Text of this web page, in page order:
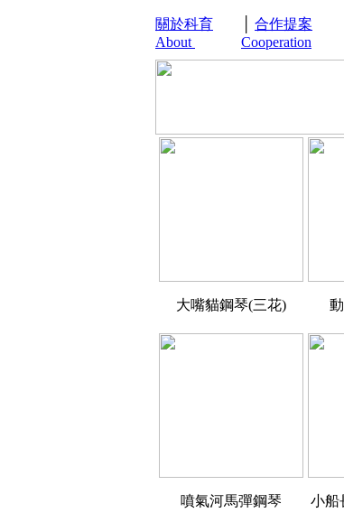
關於科育
About
合作提案
Cooperation
大嘴貓鋼琴(三花)
噴氣河馬彈鋼琴 小船